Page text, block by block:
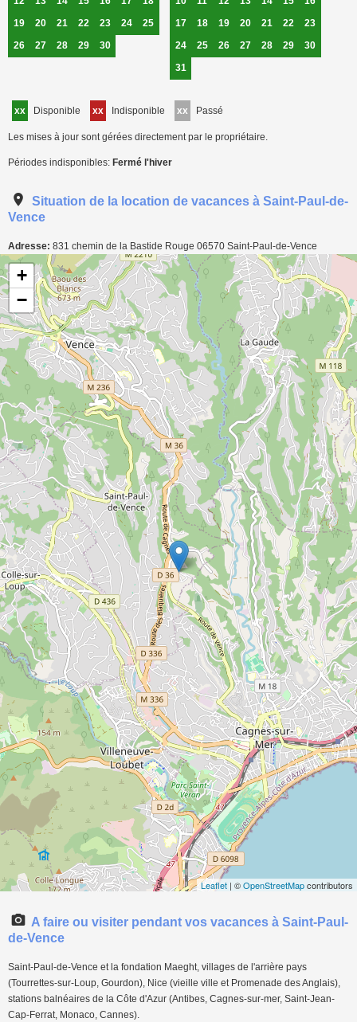
19
20 21 22 23 24
25
26
27 28 29 30
17
18 19 20 21 22
23
24
25 26 27 28 29
30
31
xx Disponible xx Indisponible xx Passé
Les mises à jour sont gérées directement par le propriétaire.
Périodes indisponibles: Fermé l'hiver
Situation de la location de vacances à Saint-Paul-de-
Vence
Adresse: 831 chemin de la Bastide Rouge 06570 Saint-Paul-de-Vence
Carte de localisation de l'annonce: 3 Chambres d'hôte dans Mas de prestige à
Saint-Paul-de-Vence
+
−
Leaflet | ©OpenStreetMapcontributors
A faire ou visiter pendant vos vacances à Saint-Paul-
de-Vence
Saint-Paul-de-Vence et la fondation Maeght, villages de l'arrière pays
(Tourrettes-sur-Loup, Gourdon), Nice (vieille ville et Promenade des Anglais),
stations balnéaires de la Côte d'Azur (Antibes, Cagnes-sur-mer, Saint-Jean-
Cap-Ferrat, Monaco, Cannes).